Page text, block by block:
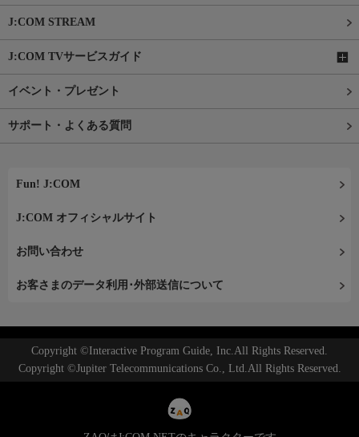
J:COM STREAM
J:COM TVサービスガイド
イベント・プレゼント
サポート・よくある質問
Fun! J:COM
J:COM オフィシャルサイト
お問い合わせ
お客さまのデータ利用･外部送信について
Copyright ©Interactive Program Guide, Inc.All Rights Reserved.
Copyright ©Jupiter Telecommunications Co., Ltd.All Rights Reserved.